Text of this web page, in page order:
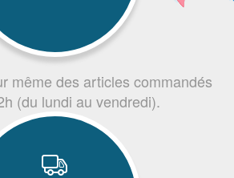
même des articles commandés
(du lundi au vendredi).